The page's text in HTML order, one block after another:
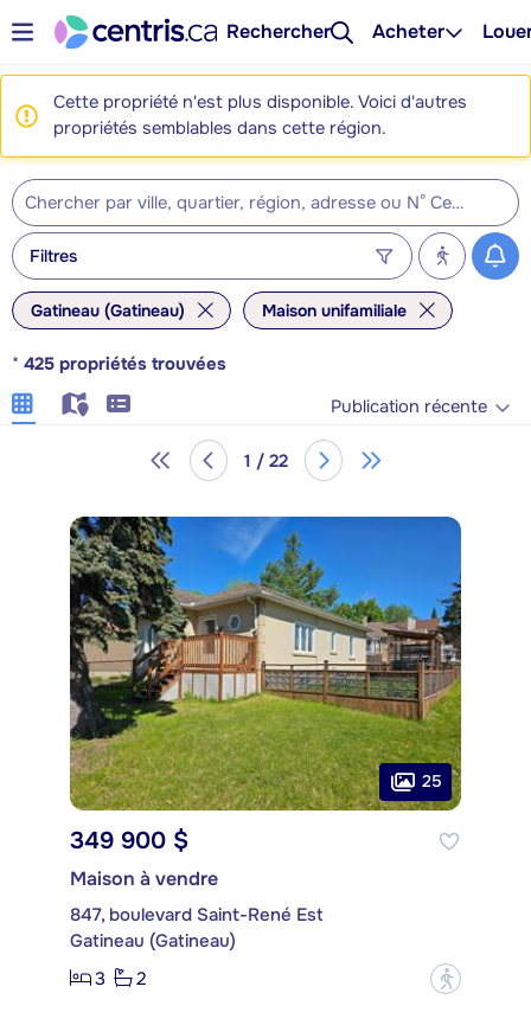
Rechercher Acheter
Cette propriété n'est plus disponible. Voici d'autres
propriétés semblables dans cette région.
Filtres
Gatineau (Gatineau) Maison unifamiliale
* 425 propriétés trouvées
Publication récente
1 / 22
25
349 900 $
Maison à vendre
847, boulevard Saint-René Est
Gatineau (Gatineau)
3
2 ?